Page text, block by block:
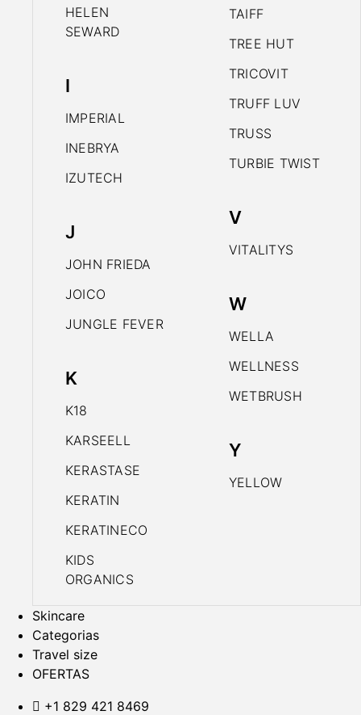
HELEN
SEWARD
I
IMPERIAL
INEBRYA
IZUTECH
J
JOHN FRIEDA
JOICO
JUNGLE FEVER
K
K18
KARSEELL
KERASTASE
KERATIN
KERATINECO
KIDS
ORGANICS
TAIFF
TREE HUT
TRICOVIT
TRUFF LUV
TRUSS
TURBIE TWIST
V
VITALITYS
W
WELLA
WELLNESS
WETBRUSH
Y
YELLOW
Skincare
Categorias
Travel size
OFERTAS
+1 829 421 8469